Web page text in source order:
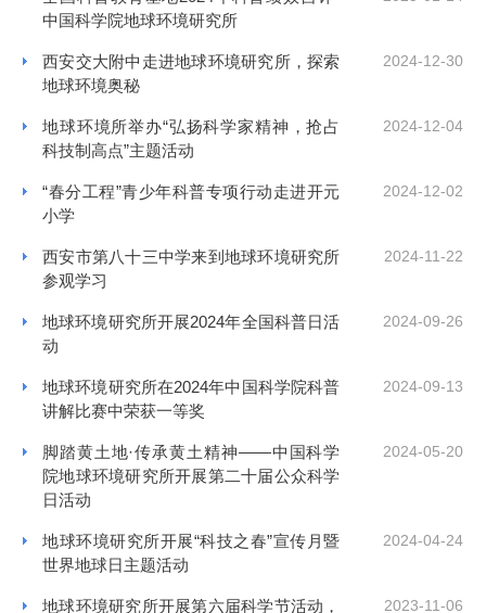
中国科学院地球环境研究所
2024-12-30
西安交大附中走进地球环境研究所，探索
地球环境奥秘
2024-12-04
地球环境所举办“弘扬科学家精神，抢占
科技制高点”主题活动
2024-12-02
“春分工程”青少年科普专项行动走进开元
小学
2024-11-22
西安市第八十三中学来到地球环境研究所
参观学习
2024-09-26
地球环境研究所开展2024年全国科普日活
动
2024-09-13
地球环境研究所在2024年中国科学院科普
讲解比赛中荣获一等奖
2024-05-20
脚踏黄土地·传承黄土精神——中国科学
院地球环境研究所开展第二十届公众科学
日活动
2024-04-24
地球环境研究所开展“科技之春”宣传月暨
世界地球日主题活动
2023-11-06
地球环境研究所开展第六届科学节活动，